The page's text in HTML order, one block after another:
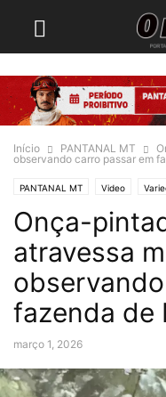
Início PANTANAL MT
observando carro passar em
PANTANAL MT Video
Onça-
atravessa
fazenda de
março 1, 2026